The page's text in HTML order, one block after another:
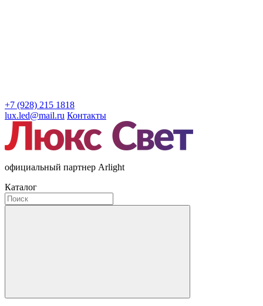
+7 (928) 215 1818
lux.led@mail.ru Контакты
официальный партнер Arlight
Каталог